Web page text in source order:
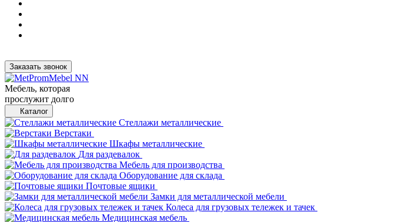
Заказать звонок
Мебель, которая
прослужит долго
Каталог
Стеллажи металлические
Верстаки
Шкафы металлические
Для раздевалок
Мебель для производства
Оборудование для склада
Почтовые ящики
Замки для металлической мебели
Колеса для грузовых тележек и тачек
Медицинская мебель